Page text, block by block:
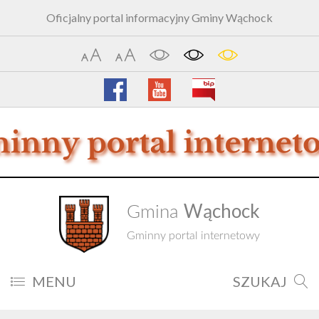
Oficjalny portal informacyjny Gminy Wąchock
Gmina Wąchock
Gminny portal internetowy
MENU SZUKAJ